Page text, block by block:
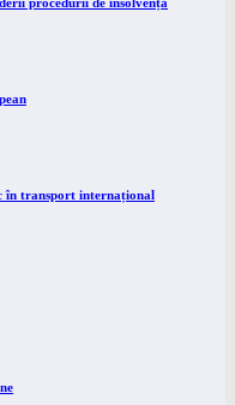
procedurii de insolvență
în transport internațional